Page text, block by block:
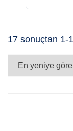
17 sonuçtan 1-